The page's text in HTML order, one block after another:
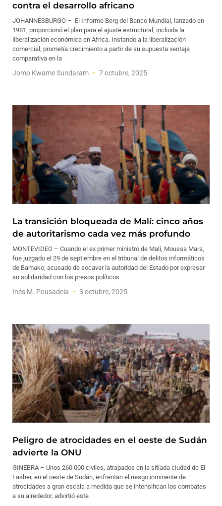
contra el desarrollo africano
JOHANNESBURGO – El Informe Berg del Banco Mundial, lanzado en
1981, proporcionó el plan para el ajuste estructural, incluida la
liberalización económica en África. Instando a la liberalización
comercial, prometía crecimiento a partir de su supuesta ventaja
comparativa en la
Jomo Kwame Sundaram 7 octubre, 2025
La transición bloqueada de Malí: cinco años
de autoritarismo cada vez más profundo
MONTEVIDEO – Cuando el ex primer ministro de Malí, Moussa Mara,
fue juzgado el 29 de septiembre en el tribunal de delitos informáticos
de Bamako, acusado de socavar la autoridad del Estado por expresar
su solidaridad con los presos políticos
Inés M. Pousadela 3 octubre, 2025
Peligro de atrocidades en el oeste de Sudán
advierte la ONU
GINEBRA – Unos 260 000 civiles, atrapados en la sitiada ciudad de El
Fasher, en el oeste de Sudán, enfrentan el riesgo inminente de
atrocidades a gran escala a medida que se intensifican los combates
a su alrededor, advirtió este